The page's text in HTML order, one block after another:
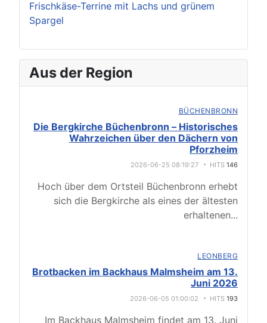
Frischkäse-Terrine mit Lachs und grünem
Spargel
Aus der Region
BÜCHENBRONN
Die Bergkirche Büchenbronn – Historisches
Wahrzeichen über den Dächern von
Pforzheim
2026-06-25 08:19:27 HITS 146
Hoch über dem Ortsteil Büchenbronn erhebt
sich die Bergkirche als eines der ältesten
erhaltenen...
LEONBERG
Brotbacken im Backhaus Malmsheim am 13.
Juni 2026
2026-06-05 01:00:02 HITS 193
Im Backhaus Malmsheim findet am 13. Juni